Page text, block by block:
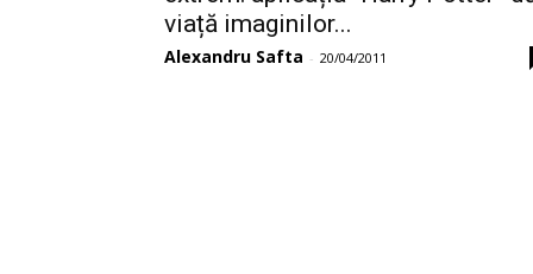
viață imaginilor...
Alexandru Safta - 20/04/2011